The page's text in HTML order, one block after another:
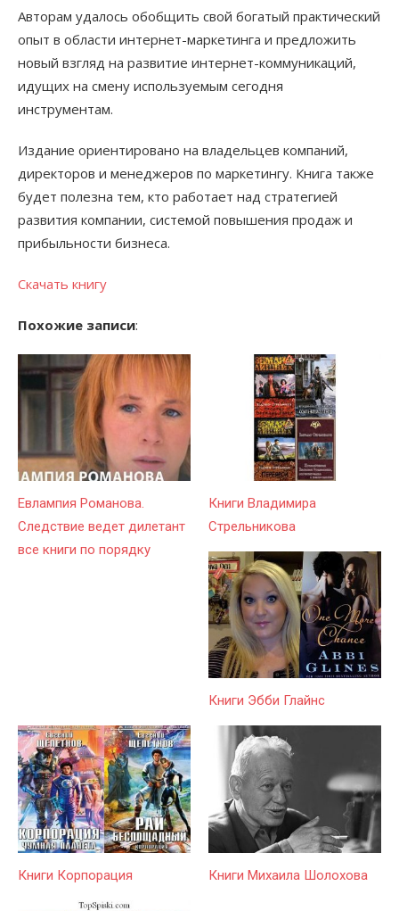
Авторам удалось обобщить свой богатый практический
опыт в области интернет-маркетинга и предложить
новый взгляд на развитие интернет-коммуникаций,
идущих на смену используемым сегодня
инструментам.
Издание ориентировано на владельцев компаний,
директоров и менеджеров по маркетингу. Книга также
будет полезна тем, кто работает над стратегией
развития компании, системой повышения продаж и
прибыльности бизнеса.
Скачать книгу
Похожие записи:
Евлампия Романова.
Следствие ведет дилетант
все книги по порядку
Книги Владимира
Стрельникова
Книги Эбби Глайнс
Книги Корпорация Книги Михаила Шолохова